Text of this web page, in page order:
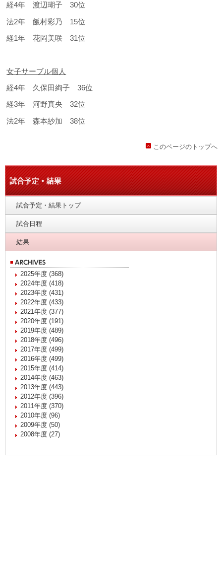
経4年 渡辺瑚子 30位
法2年 飯村彩乃 15位
経1年 花岡美咲 31位
女子サーブル個人
経4年 久保田絢子 36位
経3年 河野真央 32位
法2年 森本紗加 38位
このページのトップへ
試合予定・結果トップ
試合日程
結果
2025年度 (368)
2024年度 (418)
2023年度 (431)
2022年度 (433)
2021年度 (377)
2020年度 (191)
2019年度 (489)
2018年度 (496)
2017年度 (499)
2016年度 (499)
2015年度 (414)
2014年度 (463)
2013年度 (443)
2012年度 (396)
2011年度 (370)
2010年度 (96)
2009年度 (50)
2008年度 (27)